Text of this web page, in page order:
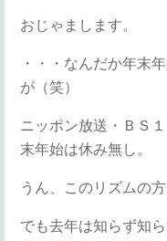
おじゃまします。
・・・なんだか年末
が（笑）
ニッポン放送・ＢＳ
末年始は休み無し。
うん、このリズムの
でも去年は知らず知